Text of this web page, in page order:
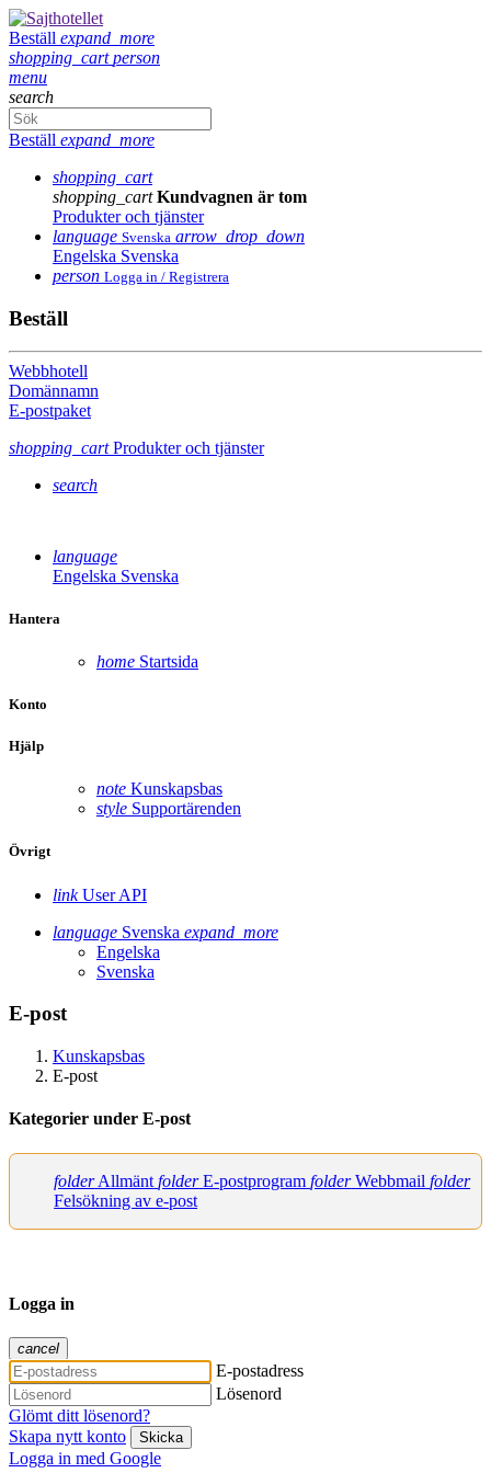
Beställ expand_more
shopping_cart person
menu
search
Beställ expand_more
shopping_cart
shopping_cart Kundvagnen är tom
Produkter och tjänster
language Svenska arrow_drop_down
Engelska Svenska
person Logga in / Registrera
Beställ
Webbhotell
Domännamn
E-postpaket
shopping_cartProdukter och tjänster
search
language
Engelska Svenska
Hantera
home Startsida
Konto
Hjälp
note Kunskapsbas
style Supportärenden
Övrigt
link User API
language Svenska expand_more
Engelska
Svenska
E-post
Kunskapsbas
E-post
Kategorier under E-post
folder Allmänt folder E-postprogram folder Webbmail folder
Felsökning av e-post
Logga in
cancel
E-postadress
Lösenord
Glömt ditt lösenord?
Skapa nytt konto
Skicka
Logga in med Google